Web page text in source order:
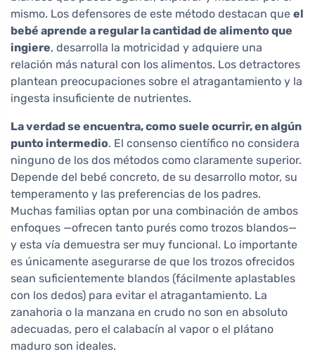
mismo. Los defensores de este método destacan que el
bebé aprende a regular la cantidad de alimento que
ingiere, desarrolla la motricidad y adquiere una
relación más natural con los alimentos. Los detractores
plantean preocupaciones sobre el atragantamiento y la
ingesta insuficiente de nutrientes.
La verdad se encuentra, como suele ocurrir, en algún
punto intermedio. El consenso científico no considera
ninguno de los dos métodos como claramente superior.
Depende del bebé concreto, de su desarrollo motor, su
temperamento y las preferencias de los padres.
Muchas familias optan por una combinación de ambos
enfoques —ofrecen tanto purés como trozos blandos—
y esta vía demuestra ser muy funcional. Lo importante
es únicamente asegurarse de que los trozos ofrecidos
sean suficientemente blandos (fácilmente aplastables
con los dedos) para evitar el atragantamiento. La
zanahoria o la manzana en crudo no son en absoluto
adecuadas, pero el calabacín al vapor o el plátano
maduro son ideales.